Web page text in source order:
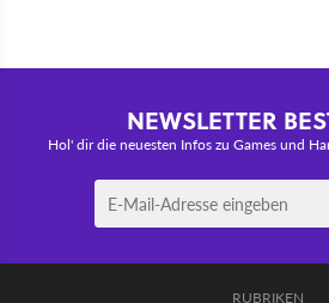
NEWSLETTER
Hol' dir die neuesten Infos zu Games und
RUBRIKEN